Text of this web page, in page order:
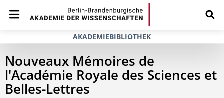
AKADEMIEBIBLIOTHEK
Nouveaux Mémoires de
l'Académie Royale des Sciences et
Belles-Lettres